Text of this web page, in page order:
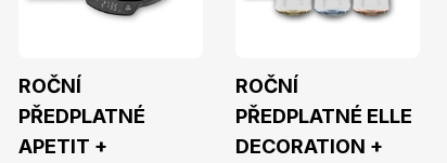
ROČNÍ
PŘEDPLATNÉ
APETIT +
ROČNÍ
PŘEDPLATNÉ ELLE
DECORATION +